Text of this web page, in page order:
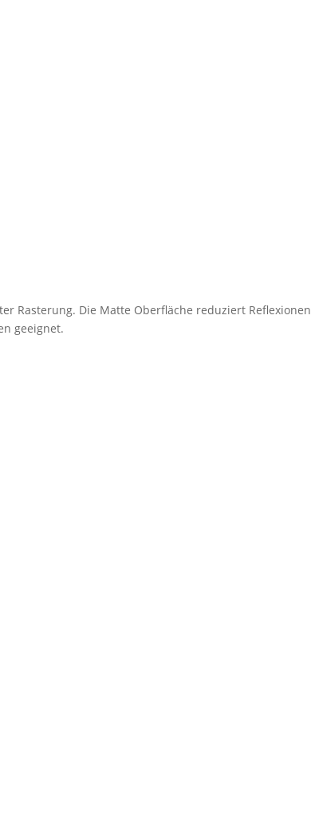
Rasterung. Die Matte Oberfläche reduziert Reflexionen
geeignet.